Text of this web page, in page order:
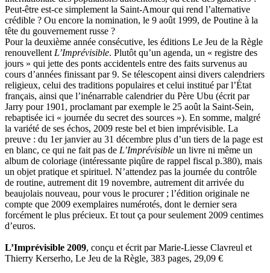
Peut-être est-ce simplement la Saint-Amour qui rend l’alternative
crédible ? Ou encore la nomination, le 9 août 1999, de Poutine à la
tête du gouvernement russe ?
Pour la deuxième année consécutive, les éditions Le Jeu de la Règle
renouvellentL’Imprévisible. Plutôt qu’un agenda, un « registre des
jours » qui jette des ponts accidentels entre des faits survenus au
cours d’années finissant par 9. Se télescopent ainsi divers calendriers
religieux, celui des traditions populaires et celui institué par l’État
français, ainsi que l’inénarrable calendrier du Père Ubu (écrit par
Jarry pour 1901, proclamant par exemple le 25 août la Saint-Sein,
rebaptisée ici « journée du secret des sources »). En somme, malgré
la variété de ses échos, 2009 reste bel et bien imprévisible. La
preuve : du 1er janvier au 31 décembre plus d’un tiers de la page est
en blanc, ce qui ne fait pas de L’Imprévisible un livre ni même un
album de coloriage (intéressante piqûre de rappel fiscal p.380), mais
un objet pratique et spirituel. N’attendez pas la journée du contrôle
de routine, autrement dit 19 novembre, autrement dit arrivée du
beaujolais nouveau, pour vous le procurer ; l’édition originale ne
compte que 2009 exemplaires numérotés, dont le dernier sera
forcément le plus précieux. Et tout ça pour seulement 2009 centimes
d’euros.
L’Imprévisible 2009, conçu et écrit par Marie-Liesse Clavreul et
Thierry Kerserho, Le Jeu de la Règle, 383 pages, 29,09 €